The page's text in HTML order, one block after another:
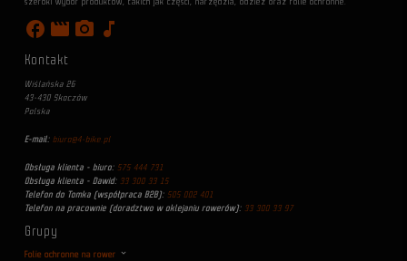
szeroki wybór produktów, takich jak części, narzędzia, odzież oraz folie ochronne.
facebook movie photo_camera music_note
Kontakt
Wiślańska 26
43-430 Skoczów
Polska
E-mail: biuro@4-bike.pl
Obsługa klienta - biuro: 575 444 731
Obsługa klienta - Dawid: 33 300 33 15
Telefon do Tomka (współpraca B2B): 505 002 401
Telefon na pracownie (doradztwo w oklejaniu rowerów): 33 300 33 97
Grupy
Folie ochronne na rower